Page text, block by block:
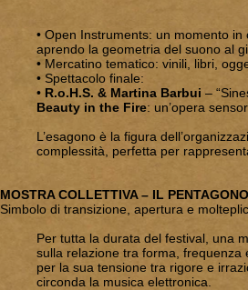
• Open Instruments: un momento
aprendo la geometria del suono al
• Mercatino tematico: vinili, libri,
• Spettacolo finale:
• R.o.H.S. & Martina Barbui –
Beauty in the Fire: un’opera
L’esagono è la figura
complessità, perfetta per
MOSTRA COLLETTIVA – IL PENTAGONO
Simbolo di transizione, apertura e
Per tutta la durata del festival, una
sulla relazione tra forma,
per la sua tensione tra rigore e
circonda la musica elettronica.